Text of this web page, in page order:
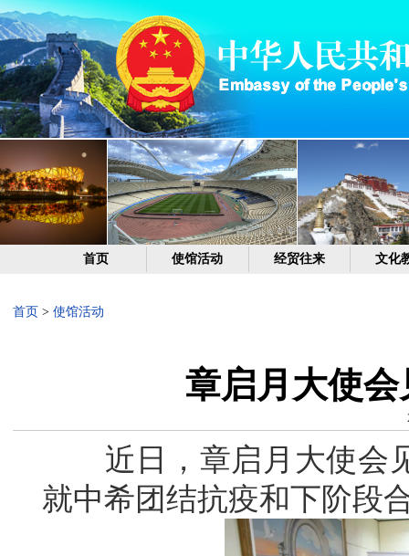
首页 使馆活动 经贸往来 文化
首页 > 使馆活动
章启月大使
近日，章启月大使会见
就中希团结抗疫和下阶段